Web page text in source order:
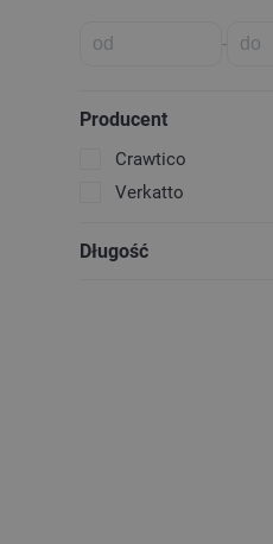
-
Producent
Crawtico
Verkatto
Długość